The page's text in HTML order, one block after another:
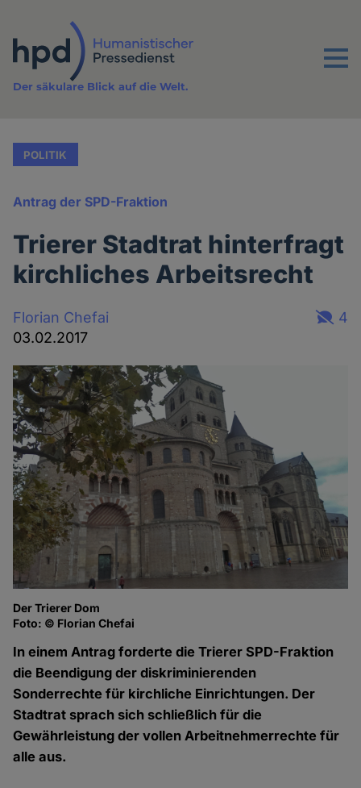
Inhalt
Menu
Der säkulare Blick auf die Welt.
POLITIK
Antrag der SPD-Fraktion
Trierer Stadtrat hinterfragt
kirchliches Arbeitsrecht
Florian Chefai
03.02.2017
4
Der Trierer Dom
Foto: © Florian Chefai
In einem Antrag forderte die Trierer SPD-Fraktion
die Beendigung der diskriminierenden
Sonderrechte für kirchliche Einrichtungen. Der
Stadtrat sprach sich schließlich für die
Gewährleistung der vollen Arbeitnehmerrechte für
alle aus.